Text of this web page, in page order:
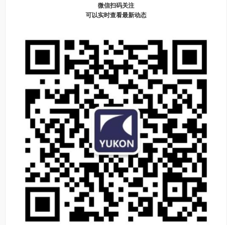
微信扫码关注
可以实时查看最新动态